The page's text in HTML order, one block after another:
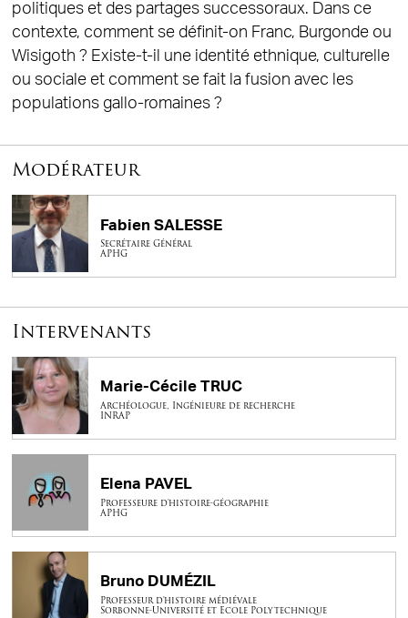
politiques et des partages successoraux. Dans ce
contexte, comment se définit-on Franc, Burgonde ou
Wisigoth ? Existe-t-il une identité ethnique, culturelle
ou sociale et comment se fait la fusion avec les
populations gallo-romaines ?
Modérateur
Fabien SALESSE
Secrétaire Général
APHG
Intervenants
Marie-Cécile TRUC
Archéologue, Ingénieure de recherche
INRAP
Elena PAVEL
Professeure d'histoire-géographie
APHG
Bruno DUMÉZIL
Professeur d'histoire médiévale
Sorbonne-Université et Ecole Polytechnique